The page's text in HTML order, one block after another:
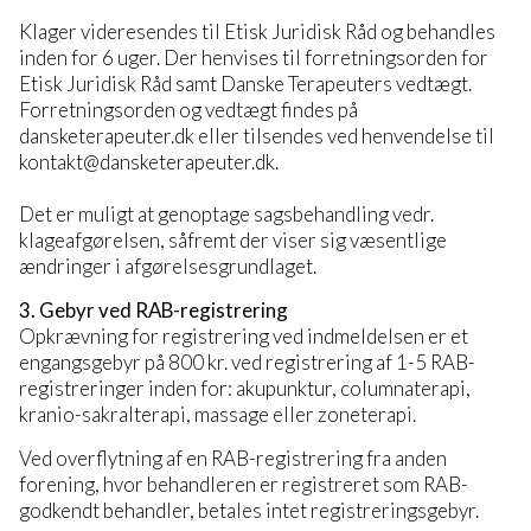
Klager videresendes til Etisk Juridisk Råd og behandles
inden for 6 uger. Der henvises til forretningsorden for
Etisk Juridisk Råd samt Danske Terapeuters vedtægt.
Forretningsorden og vedtægt findes på
dansketerapeuter.dk eller tilsendes ved henvendelse til
kontakt@dansketerapeuter.dk.
Det er muligt at genoptage sagsbehandling vedr.
klageafgørelsen, såfremt der viser sig væsentlige
ændringer i afgørelsesgrundlaget.
3. Gebyr ved RAB-registrering
Opkrævning for registrering ved indmeldelsen er et
engangsgebyr på 800 kr. ved registrering af 1-5 RAB-
registreringer inden for: akupunktur, columnaterapi,
kranio-sakralterapi, massage eller zoneterapi.
Ved overflytning af en RAB-registrering fra anden
forening, hvor behandleren er registreret som RAB-
godkendt behandler, betales intet registreringsgebyr.